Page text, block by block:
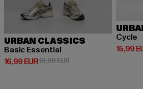
URBAN CLASSICS
Basic Essential
16,99 EUR
Derzeitiger Preis: 16,99 EUR
19,99 EURAktionspreis: 19,99 EUR
Cycle
15,99